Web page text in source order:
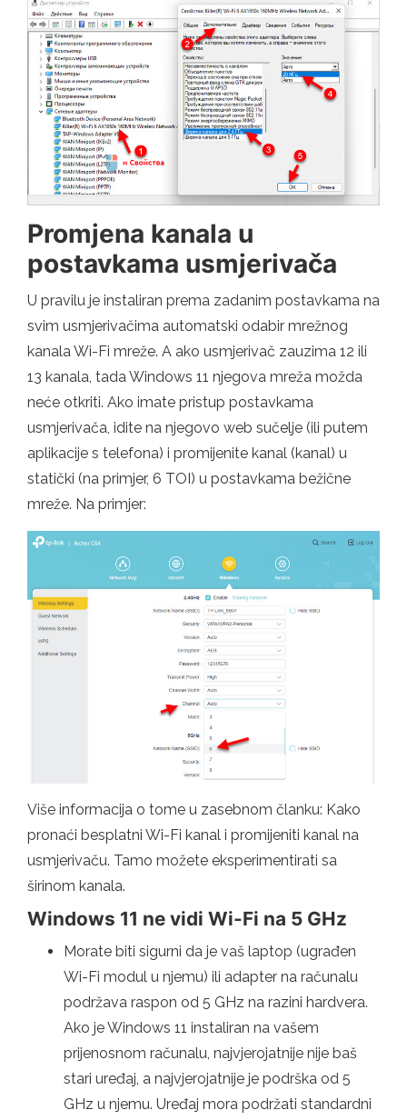
Promjena kanala u
postavkama usmjerivača
U pravilu je instaliran prema zadanim postavkama na
svim usmjerivačima automatski odabir mrežnog
kanala Wi-Fi mreže. A ako usmjerivač zauzima 12 ili
13 kanala, tada Windows 11 njegova mreža možda
neće otkriti. Ako imate pristup postavkama
usmjerivača, idite na njegovo web sučelje (ili putem
aplikacije s telefona) i promijenite kanal (kanal) u
statički (na primjer, 6 TOI) u postavkama bežične
mreže. Na primjer:
Više informacija o tome u zasebnom članku: Kako
pronaći besplatni Wi-Fi kanal i promijeniti kanal na
usmjerivaču. Tamo možete eksperimentirati sa
širinom kanala.
Windows 11 ne vidi Wi-Fi na 5 GHz
Morate biti sigurni da je vaš laptop (ugrađen
Wi-Fi modul u njemu) ili adapter na računalu
podržava raspon od 5 GHz na razini hardvera.
Ako je Windows 11 instaliran na vašem
prijenosnom računalu, najvjerojatnije nije baš
stari uređaj, a najvjerojatnije je podrška od 5
GHz u njemu. Uređaj mora podržati standardni